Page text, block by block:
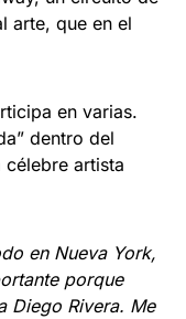
arte, que en el
en varias.
dentro del
célebre artista
en Nueva York,
porque
Diego Rivera. Me